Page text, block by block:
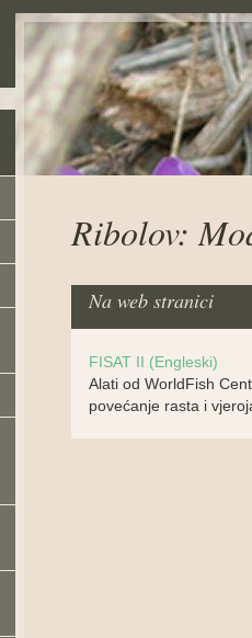
Ribolov:
Na web stranici
FISAT II (Engleski)
Alati od WorldFish
povećanje rasta i